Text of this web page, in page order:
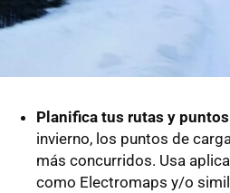
Planifica tus rutas y
invierno, los puntos de
más concurridos. Usa
como Electromaps y/o